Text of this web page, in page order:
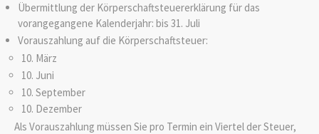
Übermittlung der Körperschaftsteuererklärung für das
vorangegangene Kalenderjahr: bis 31. Juli
Vorauszahlung auf die Körperschaftsteuer:
10. März
10. Juni
10. September
10. Dezember
Als Vorauszahlung müssen Sie pro Termin ein Viertel der Steuer,